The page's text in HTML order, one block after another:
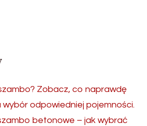
Zobacz, co naprawdę
wybór odpowiedniej pojemności.
betonowe – jak wybrać